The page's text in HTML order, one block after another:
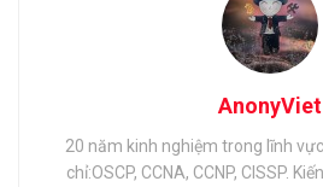
AnonyViet
20 năm kinh nghiệm trong lĩnh
chỉ:OSCP, CCNA, CCNP, CISSP.